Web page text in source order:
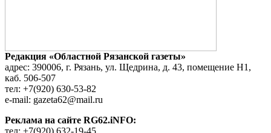
Редакция «Областной Рязанской газеты»
адрес: 390006, г. Рязань, ул. Щедрина, д. 43, помещение Н1,
каб. 506-507
тел: +7(920) 630-53-82
e-mail: gazeta62@mail.ru
Реклама на сайте RG62.iNFO: